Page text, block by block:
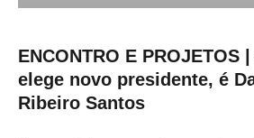
ENCONTRO E PROJETOS
elege novo presidente, é
Ribeiro Santos